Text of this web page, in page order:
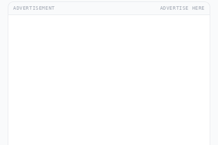
ADVERTISEMENT ADVERTISE HERE